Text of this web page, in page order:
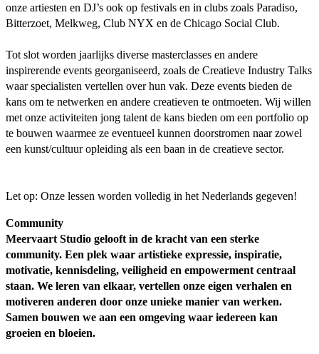
onze artiesten en DJ’s ook op festivals en in clubs zoals Paradiso,
Bitterzoet, Melkweg, Club NYX en de Chicago Social Club.
Tot slot worden jaarlijks diverse masterclasses en andere
inspirerende events georganiseerd, zoals de Creatieve Industry Talks
waar specialisten vertellen over hun vak. Deze events bieden de
kans om te netwerken en andere creatieven te ontmoeten. Wij willen
met onze activiteiten jong talent de kans bieden om een portfolio op
te bouwen waarmee ze eventueel kunnen doorstromen naar zowel
een kunst/cultuur opleiding als een baan in de creatieve sector.
Let op: Onze lessen worden volledig in het Nederlands gegeven!
Community
Meervaart Studio gelooft in de kracht van een sterke
community. Een plek waar artistieke expressie, inspiratie,
motivatie, kennisdeling, veiligheid en empowerment centraal
staan. We leren van elkaar, vertellen onze eigen verhalen en
motiveren anderen door onze unieke manier van werken.
Samen bouwen we aan een omgeving waar iedereen kan
groeien en bloeien.